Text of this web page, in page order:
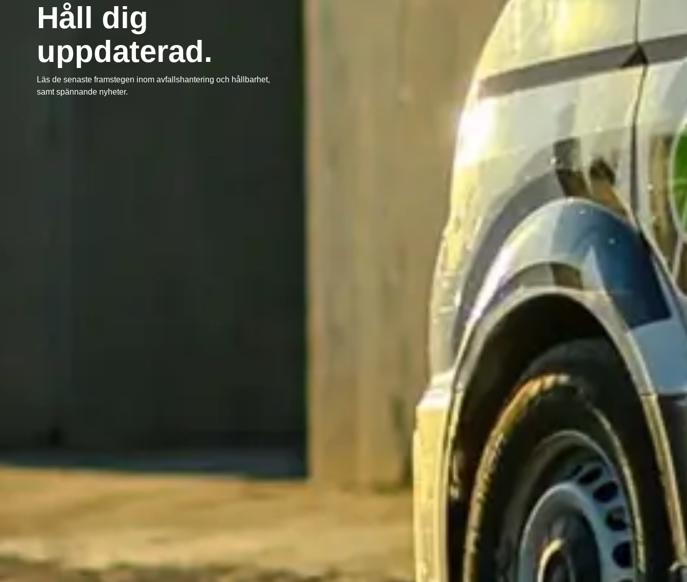
Håll dig
uppdaterad.
Läs de senaste framstegen inom avfallshantering och hållbarhet,
samt spännande nyheter.